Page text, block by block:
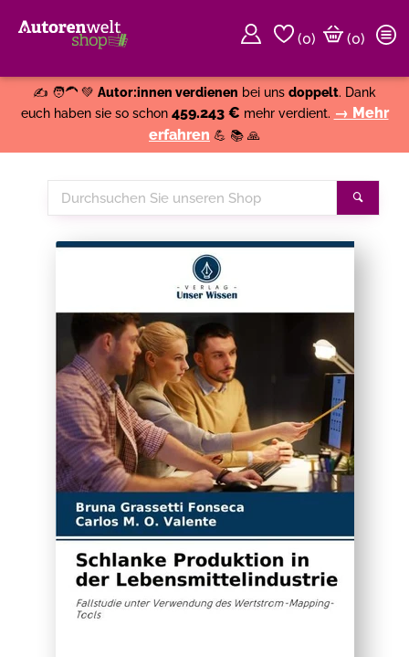
(0)
(0)
✍️ 🧑‍🦱 💚 Autor:innen verdienen bei uns doppelt. Dank
euch haben sie so schon 459.243 € mehr verdient. → Mehr
erfahren 💪 📚 🙏
Durchsuchen
Sie